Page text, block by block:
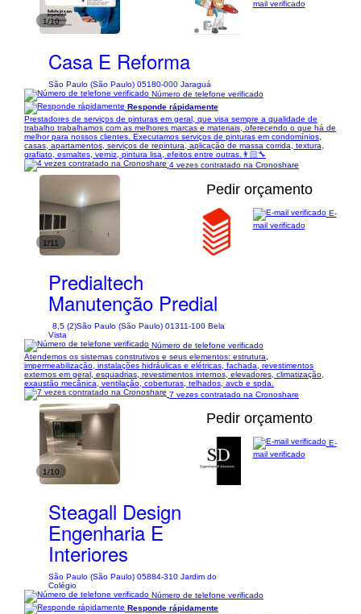
1/10
Casa E Reforma
São Paulo (São Paulo) 05180-000 Jaraguá
mail verificado
Número de telefone verificado
Responde rápidamente
Prestadores de serviços de pinturas em geral, que visa sempre a qualidade de
trabalho trabalhamos com as melhores marcas e materiais, oferecendo o que há de
melhor para nossos clientes. Executamos serviços de pinturas em condomínios,
casas, apartamentos, serviços de repintura, aplicação de massa corrida, textura,
grafiato, esmaltes, verniz, pintura lisa, efeitos entre outras.👨🏻‍🔧
4 vezes contratado na Cronoshare
1/11
Pedir orçamento
Predialtech
Manutenção Predial
8,5 (2)São Paulo (São Paulo) 01311-100 Bela
Vista
E-
mail verificado
Número de telefone verificado
Atendemos os sistemas construtivos e seus elementos: estrutura,
impermeabilização, instalações hidráulicas e elétricas, fachada, revestimentos
externos em geral, esquadrias, revestimentos internos, elevadores, climatização,
exaustão mecânica, ventilação, coberturas, telhados, avcb e spda.
7 vezes contratado na Cronoshare
1/10
Pedir orçamento
Steagall Design
Engenharia E
Interiores
São Paulo (São Paulo) 05884-310 Jardim do
Colégio
E-
mail verificado
Número de telefone verificado
Responde rápidamente